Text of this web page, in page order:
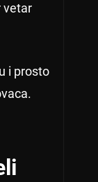
vetar
i prosto